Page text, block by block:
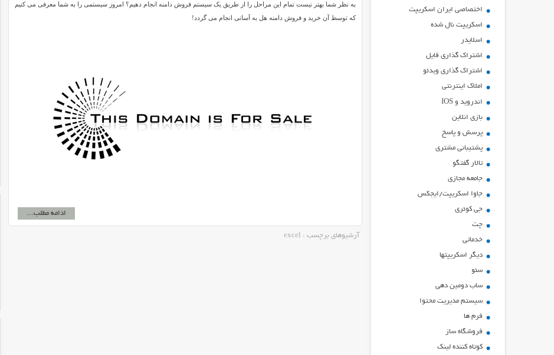
اختصاصی ایران اسکریپت
اسکریپت نال شده
اسلایدر
اشتراك گذاري فايل
اشتراک گذاری ویدئو
املاک اینترنتی
اندروید و IOS
بازي انلاين
پرسش و پاسخ
پشتیبانی مشتری
تالار گفتگو
جامعه مجازی
جاوا اسکریپت/ایجکس
جی کوئری
چت
خدماتی
ديگر اسكريپتها
سئو
ساب دومین دهی
سیستم مدیریت محتوا
فرم ها
فروشگاه ساز
کوتاه کننده لینک
به نظر شما بهتر نیست تمام این مراحل را از طریق یک سیستم فروش دامنه انجام دهیم؟ امروز سیستمی را به شما معرفی می کنیم
که توسط آن خرید و فروش دامنه هل به آسانی انجام می گردد!
ادامه مطلب...
آرشیوهای برچسب : excel